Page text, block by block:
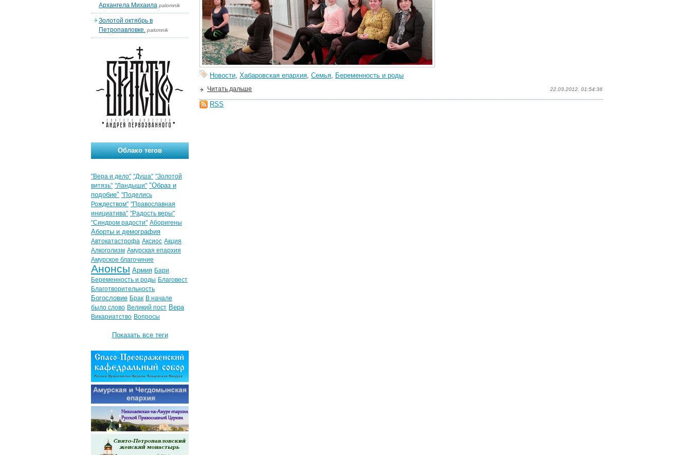
Новости, Хабаровская епархия, Семья, Беременность и роды
22.03.2012, 01:54:36
Читать дальше
RSS
Архангела Михаила palomnik
Золотой октябрь в
Петропавловке. palomnik
Облако тегов
"Вера и дело" "Душа" "Золотой
витязь" "Ландыши" "Образ и
подобие" "Поделись
Рождеством" "Православная
инициатива" "Радость веры"
"Синдром радости" Аборигены
Аборты и демография
Автокатастрофа Аксиос Акция
Алкоголизм Амурская епархия
Амурское благочиние
Анонсы Армия Бари
Беременность и роды Благовест
Благотворительность
Богословие Брак В начале
было слово Великий пост Вера
Викариатство Вопросы
Показать все теги